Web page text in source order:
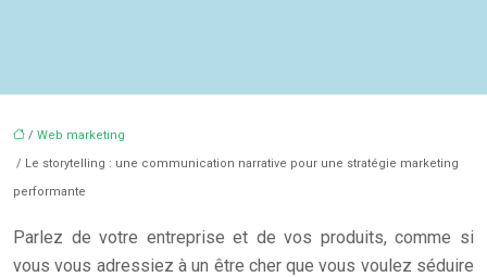
/ Web marketing
/ Le storytelling : une communication narrative pour une stratégie marketing
performante
Parlez de votre entreprise et de vos produits, comme si
vous vous adressiez à un être cher que vous voulez séduire